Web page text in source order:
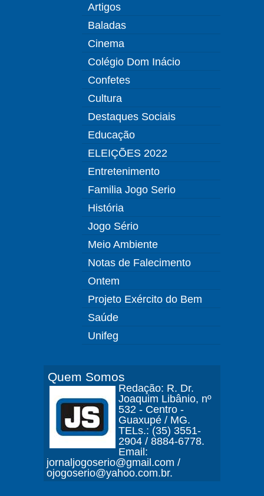
Artigos
Baladas
Cinema
Colégio Dom Inácio
Confetes
Cultura
Destaques Sociais
Educação
ELEIÇÕES 2022
Entretenimento
Familia Jogo Serio
História
Jogo Sério
Meio Ambiente
Notas de Falecimento
Ontem
Projeto Exército do Bem
Saúde
Unifeg
Quem Somos
Redação: R. Dr.
Joaquim Libânio, nº
532 - Centro -
Guaxupé / MG.
TELs.: (35) 3551-
2904 / 8884-6778.
Email:
jornaljogoserio@gmail.com /
ojogoserio@yahoo.com.br.